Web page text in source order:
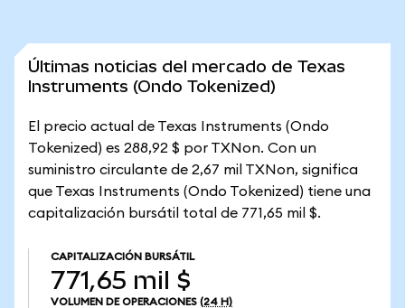
Últimas noticias del mercado de Texas
Instruments (Ondo Tokenized)
El precio actual de Texas Instruments (Ondo
Tokenized) es 288,92 $ por TXNon. Con un
suministro circulante de 2,67 mil TXNon, significa
que Texas Instruments (Ondo Tokenized) tiene una
capitalización bursátil total de 771,65 mil $.
CAPITALIZACIÓN BURSÁTIL
771,65 mil $
VOLUMEN DE OPERACIONES (24 H)